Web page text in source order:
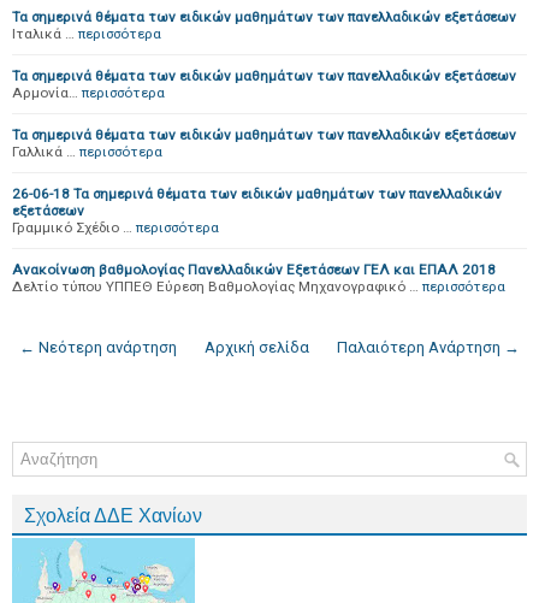
Τα σημερινά θέματα των ειδικών μαθημάτων των πανελλαδικών εξετάσεων
Ιταλικά … περισσότερα
Τα σημερινά θέματα των ειδικών μαθημάτων των πανελλαδικών εξετάσεων
Αρμονία… περισσότερα
Τα σημερινά θέματα των ειδικών μαθημάτων των πανελλαδικών εξετάσεων
Γαλλικά … περισσότερα
26-06-18 Τα σημερινά θέματα των ειδικών μαθημάτων των πανελλαδικών
εξετάσεων
Γραμμικό Σχέδιο … περισσότερα
Ανακοίνωση βαθμολογίας Πανελλαδικών Εξετάσεων ΓΕΛ και ΕΠΑΛ 2018
Δελτίο τύπου ΥΠΠΕΘ Εύρεση Βαθμολογίας Μηχανογραφικό … περισσότερα
← Νεότερη ανάρτηση Παλαιότερη Ανάρτηση →
Αρχική σελίδα
Σχολεία ΔΔΕ Χανίων